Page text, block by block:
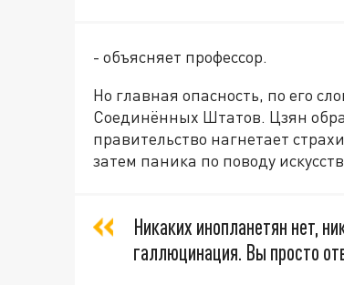
- объясняет профессор.
Но главная опасность, по его
Соединённых Штатов. Цзян
правительство нагнетает
затем паника по поводу
Никаких инопланетян нет,
галлюцинация. Вы просто